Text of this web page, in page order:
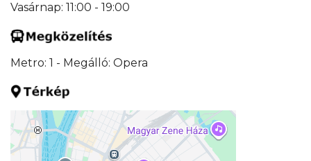
Vasárnap: 11:00 - 19:00
Metro: 1 - Megálló: Opera